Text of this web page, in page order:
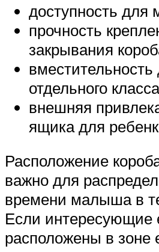
доступность
прочность
закрывания
вместительность
отдельного
внешняя
ящика для
Расположение
важно для
времени малыша в
Если интересующие
расположены в зоне